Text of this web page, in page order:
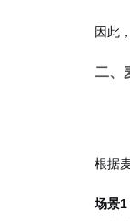
因此
二、
根据
场景1